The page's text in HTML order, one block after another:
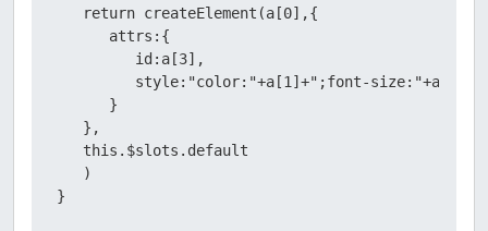
   return createElement(a[0],{
      attrs:{
         id:a[3],
style:"color:"+a[1]+";font-
      }
   },
   this.$slots.default
   )
}